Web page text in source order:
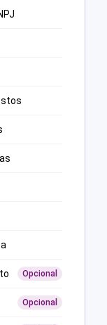
Opcional
Opcional